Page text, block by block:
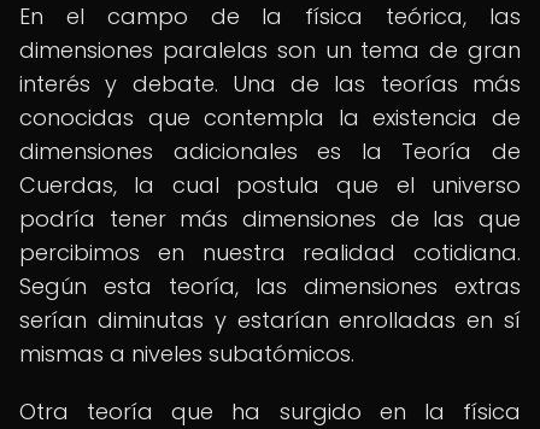
En el campo de la física teórica, las
dimensiones paralelas son un tema de gran
interés y debate. Una de las teorías más
conocidas que contempla la existencia de
dimensiones adicionales es la Teoría de
Cuerdas, la cual postula que el universo
podría tener más dimensiones de las que
percibimos en nuestra realidad cotidiana.
Según esta teoría, las dimensiones extras
serían diminutas y estarían enrolladas en sí
mismas a niveles subatómicos.
Otra teoría que ha surgido en la física